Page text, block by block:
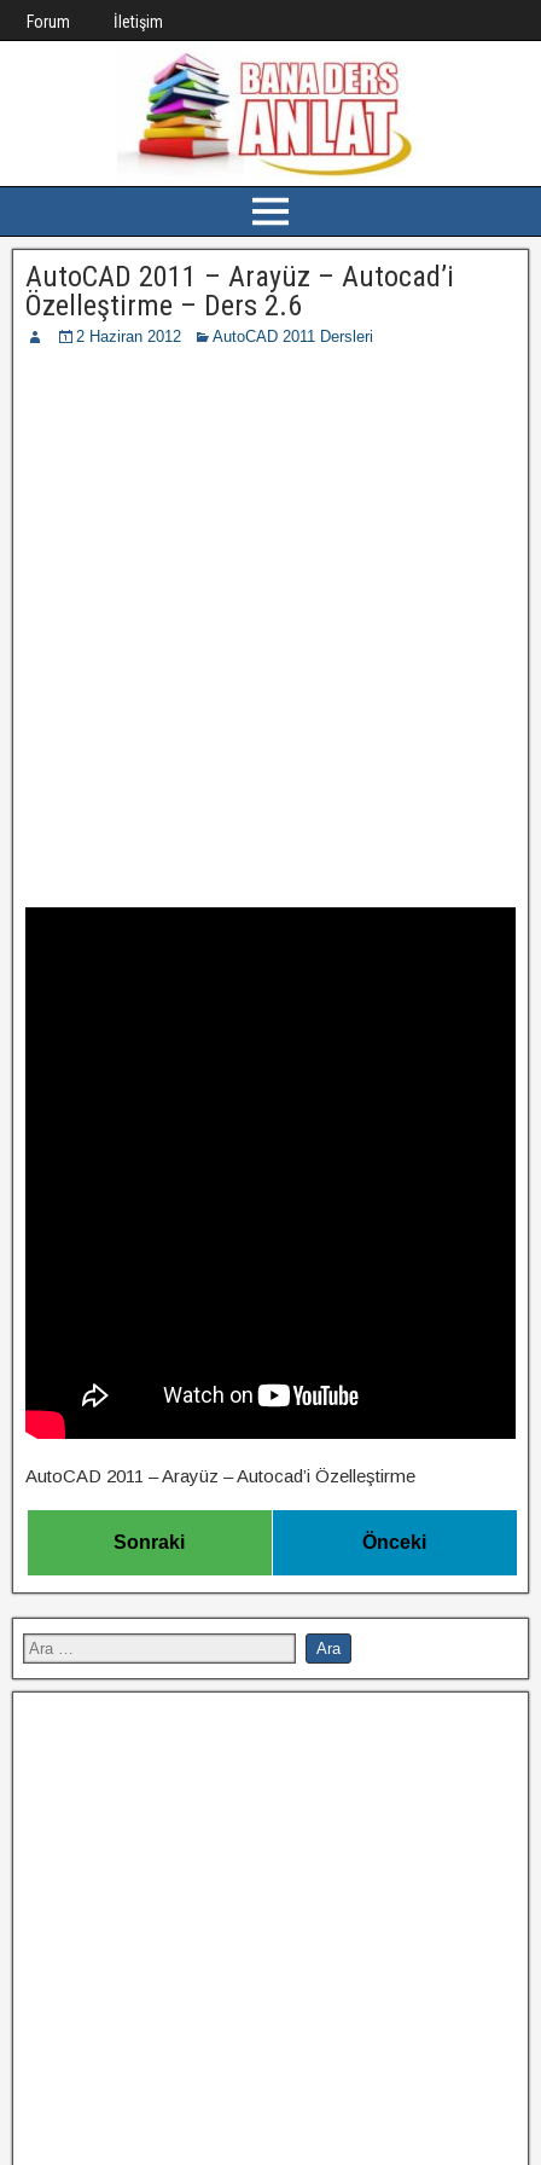
Forum İletişim
AutoCAD 2011 – Arayüz – Autocad’i
Özelleştirme – Ders 2.6
2 Haziran 2012 AutoCAD 2011 Dersleri
AutoCAD 2011 – Arayüz – Autocad’i Özelleştirme
Sonraki Önceki